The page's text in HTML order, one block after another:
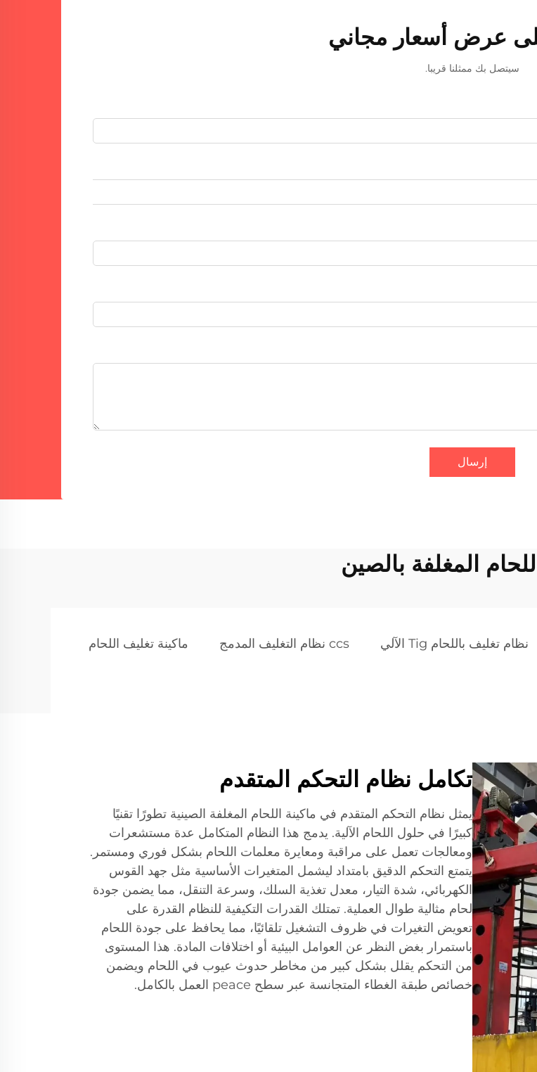
عرض أسعار مجاني
سيتصل بك ممثلنا قريبا.
إرسال
المغلفة بالصين
نظام تغليف باللحام Tig الآلي ccs نظام التغليف المدمج ماكينة تغليف اللحام
تكامل نظام التحكم المتقدم
يمثل نظام التحكم المتقدم في ماكينة اللحام المغلفة الصينية تطورًا تقنيًا
كبيرًا في حلول اللحام الآلية. يدمج هذا النظام المتكامل عدة مستشعرات
ومعالجات تعمل على مراقبة ومعايرة معلمات اللحام بشكل فوري ومستمر.
يتمتع التحكم الدقيق بامتداد ليشمل المتغيرات الأساسية مثل جهد القوس
الكهربائي، شدة التيار، معدل تغذية السلك، وسرعة التنقل، مما يضمن جودة
لحام مثالية طوال العملية. تمتلك القدرات التكيفية للنظام القدرة على
تعويض التغيرات في ظروف التشغيل تلقائيًا، مما يحافظ على جودة اللحام
باستمرار بغض النظر عن العوامل البيئية أو اختلافات المادة. هذا المستوى
من التحكم يقلل بشكل كبير من مخاطر حدوث عيوب في اللحام ويضمن
خصائص طبقة الغطاء المتجانسة عبر سطح peace العمل بالكامل.